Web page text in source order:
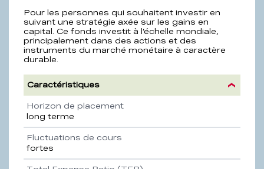
Pour les personnes qui souhaitent investir en
suivant une stratégie axée sur les gains en
capital. Ce fonds investit à l’échelle mondiale,
principalement dans des actions et des
instruments du marché monétaire à caractère
durable.
Caractéristiques
Horizon de placement
long terme
Fluctuations de cours
fortes